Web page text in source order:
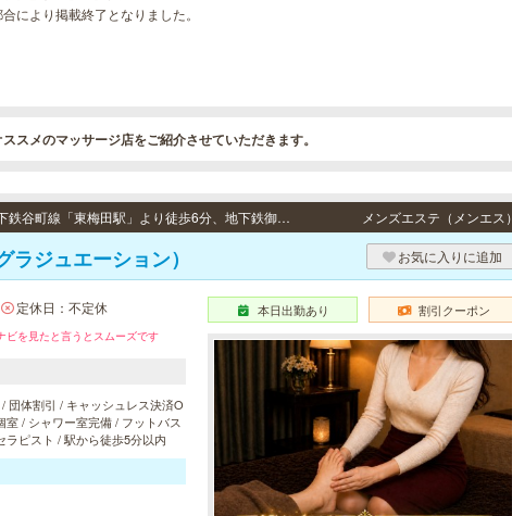
により掲載終了となりました。
スメのマッサージ店をご紹介させていただきます。
梅田・十三・新大阪・京橋・難波・堺東 / 地下鉄谷町線「東梅田駅」より徒歩6分、地下鉄御堂筋線「梅田駅」より徒歩10分、JR各線「大阪駅」より徒歩12分・阪急各線「十三駅」より徒歩6分・地下鉄御堂筋線「新大阪駅」7番出口より徒歩4分、JR各線「新大阪駅」正面口より徒歩5分・地下鉄長堀鶴見緑地線「京橋駅」より徒歩4分、京阪本線「京橋駅」より徒歩5分、JR各線「京橋駅」より徒歩6分・地下鉄各線「なんば駅」より徒歩5分・南海高野線「堺東駅」より徒歩7分 メンズエステ（メンエス）
ジュエーション） お気に入りに追加
定休日：不定休
ビを見たと言うとスムーズです
団体割引 / キャッシュレス決済O
/ シャワー室完備 / フットバス
ピスト / 駅から徒歩5分以内
本日出勤あり 割引クーポン